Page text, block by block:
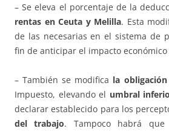
– Se eleva el porcentaje de la
rentas en Ceuta y Melilla. Esta
de las necesarias en el sistema de
fin de anticipar el impacto
– También se modifica la
Impuesto, elevando el umbral
declarar establecido para los
del trabajo. Tampoco habrá